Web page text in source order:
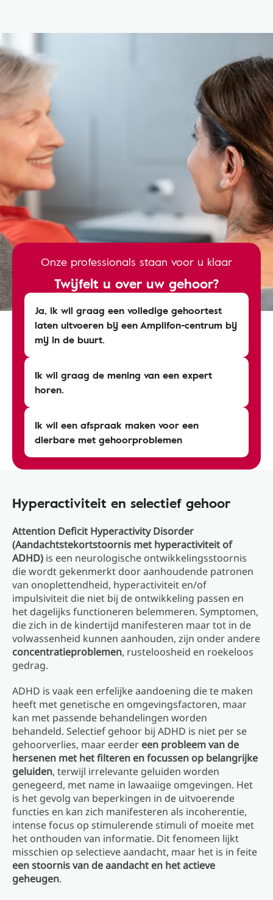
Onze professionals staan voor u klaar
Twijfelt u over uw gehoor?
Ja, ik wil graag een volledige gehoortest
laten uitvoeren bij een Amplifon-centrum bij
mij in de buurt.
Ik wil graag de mening van een expert
horen.
Ik wil een afspraak maken voor een
dierbare met gehoorproblemen
Hyperactiviteit en selectief gehoor
Attention Deficit Hyperactivity Disorder
(Aandachtstekortstoornis met hyperactiviteit of
ADHD) is een neurologische ontwikkelingsstoornis
die wordt gekenmerkt door aanhoudende patronen
van onoplettendheid, hyperactiviteit en/of
impulsiviteit die niet bij de ontwikkeling passen en
het dagelijks functioneren belemmeren. Symptomen,
die zich in de kindertijd manifesteren maar tot in de
volwassenheid kunnen aanhouden, zijn onder andere
concentratieproblemen, rusteloosheid en roekeloos
gedrag.
ADHD is vaak een erfelijke aandoening die te maken
heeft met genetische en omgevingsfactoren, maar
kan met passende behandelingen worden
behandeld. Selectief gehoor bij ADHD is niet per se
gehoorverlies, maar eerder een probleem van de
hersenen met het filteren en focussen op belangrijke
geluiden, terwijl irrelevante geluiden worden
genegeerd, met name in lawaaiige omgevingen. Het
is het gevolg van beperkingen in de uitvoerende
functies en kan zich manifesteren als incoherentie,
intense focus op stimulerende stimuli of moeite met
het onthouden van informatie. Dit fenomeen lijkt
misschien op selectieve aandacht, maar het is in feite
een stoornis van de aandacht en het actieve
geheugen.